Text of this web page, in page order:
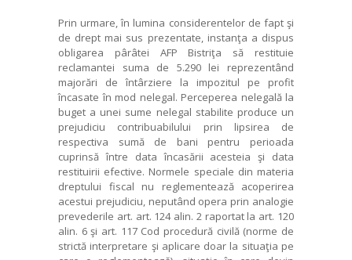
Prin urmare, în lumina considerentelor de fapt şi
de drept mai sus prezentate, instanţa a dispus
obligarea pârâtei AFP Bistriţa să restituie
reclamantei suma de 5.290 lei reprezentând
majorări de întârziere la impozitul pe profit
încasate în mod nelegal. Perceperea nelegală la
buget a unei sume nelegal stabilite produce un
prejudiciu contribuabilului prin lipsirea de
respectiva sumă de bani pentru perioada
cuprinsă între data încasării acesteia şi data
restituirii efective. Normele speciale din materia
dreptului fiscal nu reglementează acoperirea
acestui prejudiciu, neputând opera prin analogie
prevederile art. art. 124 alin. 2 raportat la art. 120
alin. 6 şi art. 117 Cod procedură civilă (norme de
strictă interpretare şi aplicare doar la situaţia pe